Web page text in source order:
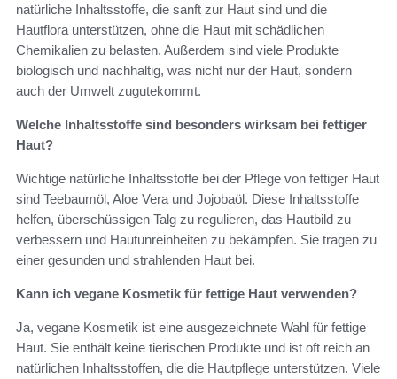
natürliche Inhaltsstoffe, die sanft zur Haut sind und die
Hautflora unterstützen, ohne die Haut mit schädlichen
Chemikalien zu belasten. Außerdem sind viele Produkte
biologisch und nachhaltig, was nicht nur der Haut, sondern
auch der Umwelt zugutekommt.
Welche Inhaltsstoffe sind besonders wirksam bei fettiger
Haut?
Wichtige natürliche Inhaltsstoffe bei der Pflege von fettiger Haut
sind Teebaumöl, Aloe Vera und Jojobaöl. Diese Inhaltsstoffe
helfen, überschüssigen Talg zu regulieren, das Hautbild zu
verbessern und Hautunreinheiten zu bekämpfen. Sie tragen zu
einer gesunden und strahlenden Haut bei.
Kann ich vegane Kosmetik für fettige Haut verwenden?
Ja, vegane Kosmetik ist eine ausgezeichnete Wahl für fettige
Haut. Sie enthält keine tierischen Produkte und ist oft reich an
natürlichen Inhaltsstoffen, die die Hautpflege unterstützen. Viele